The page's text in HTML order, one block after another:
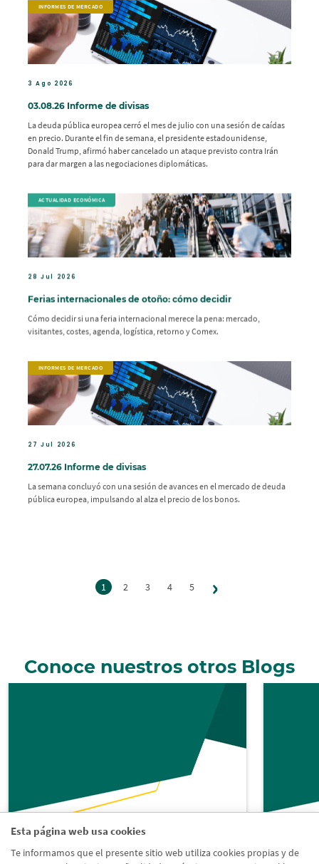
Esta página web usa cookies
Te informamos que el presente sitio web utiliza cookies propias y de
INFORMES DE MERCADO
3 Ago 2026
03.08.26 Informe de divisas
La deuda pública europea cerró el mes de julio con una sesión de caídas
en precio. Durante el fin de semana, el presidente estadounidense,
Donald Trump, afirmó haber cancelado un ataque previsto contra Irán
para dar margen a las negociaciones diplomáticas.
ACTUALIDAD ECONÓMICA
28 Jul 2026
Ferias internacionales de otoño: cómo decidir
Cómo decidir si una feria internacional merece la pena: mercado,
visitantes, costes, agenda, logística, retorno y Comex.
INFORMES DE MERCADO
27 Jul 2026
27.07.26 Informe de divisas
La semana concluyó con una sesión de avances en el mercado de deuda
pública europea, impulsando al alza el precio de los bonos.
1 2 3 4 5 ›Siguiente
página
Conoce nuestros otros Blogs